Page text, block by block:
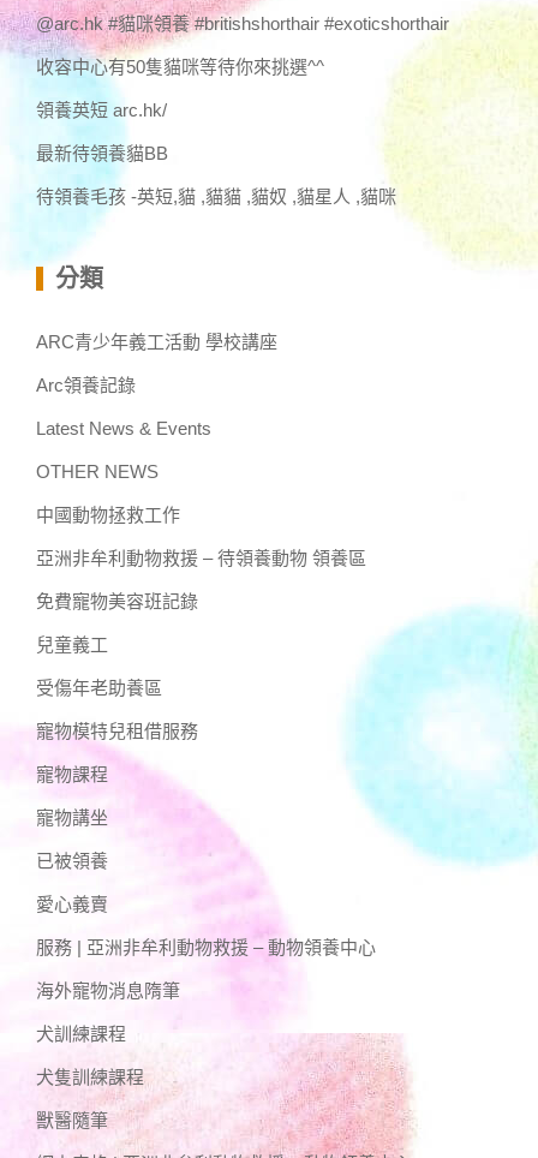
@arc.hk #貓咪領養 #britishshorthair #exoticshorthair
收容中心有50隻貓咪等待你來挑選^^
領養英短 arc.hk/
最新待領養貓BB
待領養毛孩 -英短,貓 ,貓貓 ,貓奴 ,貓星人 ,貓咪
分類
ARC青少年義工活動 學校講座
Arc領養記錄
Latest News & Events
OTHER NEWS
中國動物拯救工作
亞洲非牟利動物救援 – 待領養動物 領養區
免費寵物美容班記錄
兒童義工
受傷年老助養區
寵物模特兒租借服務
寵物課程
寵物講坐
已被領養
愛心義賣
服務 | 亞洲非牟利動物救援 – 動物領養中心
海外寵物消息隋筆
犬訓練課程
犬隻訓練課程
獸醫隨筆